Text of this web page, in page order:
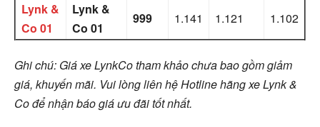
Lynk &
Co 01
Lynk &
Co 01
999 1.141 1.121 1.102
Ghi chú: Giá xe LynkCo tham khảo chưa bao gồm giảm
giá, khuyến mãi. Vui lòng liên hệ Hotline hãng xe Lynk &
Co để nhận báo giá ưu đãi tốt nhất.